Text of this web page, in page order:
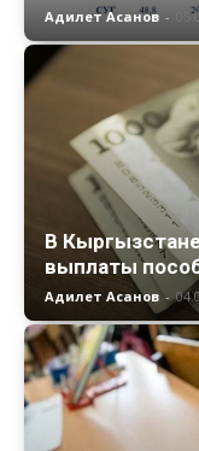
Адилет Асанов -
В
выплаты
Адилет Асанов -